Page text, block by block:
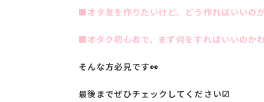
■オタ友を作りたいけど、どう作ればいいの
■オタク初心者で、まず何をすればいいのか
そんな方必見です👀
最後までぜひチェックしてください☑